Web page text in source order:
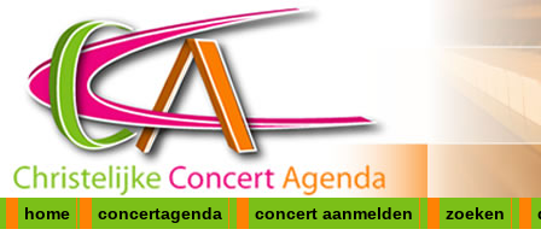
home concertagenda concert aanmelden zoeken